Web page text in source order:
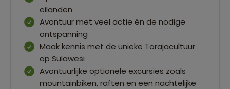
eilanden
Avontuur met veel actie én de nodige
ontspanning
Maak kennis met de unieke Torajacultuur
op Sulawesi
Avontuurlijke optionele excursies zoals
mountainbiken, raften en een nachtelijke